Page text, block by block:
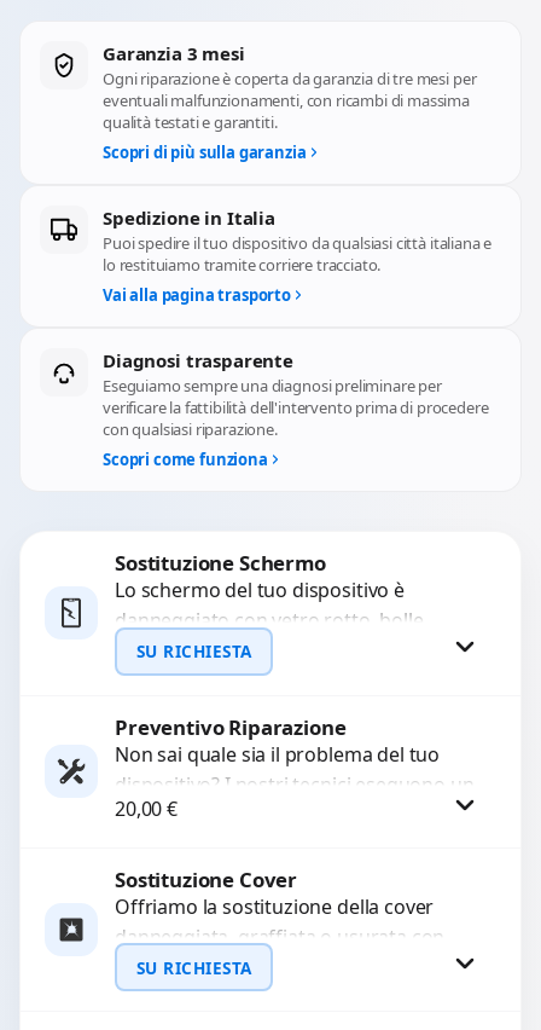
Garanzia 3 mesi
Ogni riparazione è coperta da garanzia di tre mesi per
eventuali malfunzionamenti, con ricambi di massima
qualità testati e garantiti.
Scopri di più sulla garanzia
Spedizione in Italia
Puoi spedire il tuo dispositivo da qualsiasi città italiana e
lo restituiamo tramite corriere tracciato.
Vai alla pagina trasporto
Diagnosi trasparente
Eseguiamo sempre una diagnosi preliminare per
verificare la fattibilità dell'intervento prima di procedere
con qualsiasi riparazione.
Scopri come funziona
Sostituzione Schermo
Lo schermo del tuo dispositivo è
danneggiato con vetro rotto, bolle,
macchie, schermo nero o pixel morti?
Sostituiamo schermi completi...
SU RICHIESTA
Richiedi Preventivo
WhatsApp
Preventivo Riparazione
Non sai quale sia il problema del tuo
dispositivo? I nostri tecnici eseguono un
check-up completo con strumenti
20,00€
Procedi
Sostituzione Cover
Offriamo la sostituzione della cover
danneggiata, graffiata o usurata con
ricambi di alta qualità e garantiti.
Ripristiniamo l’aspetto estetico e...
SU RICHIESTA